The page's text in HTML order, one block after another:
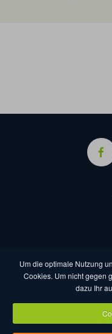
Um die optimale Nutzung
Cookies. Um nicht gegen
dazu Ihr